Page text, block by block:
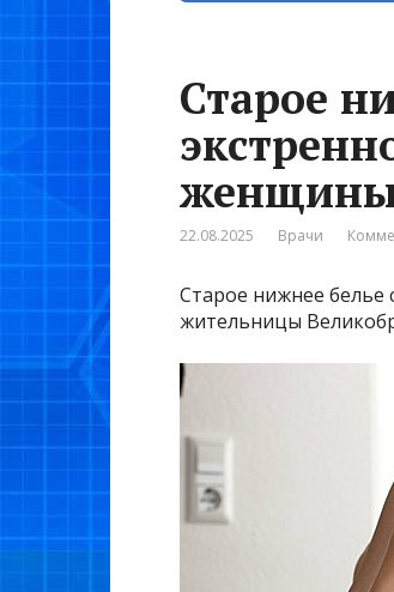
Старое
22.08.2025 Врачи
Старое нижнее белье
жительницы